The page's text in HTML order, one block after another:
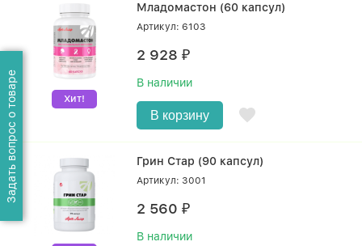
Хит!
Младомастон (60 капсул)
Артикул: 6103
2 928₽
В наличии
В корзину
Грин Стар (90 капсул)
Артикул: 3001
2 560₽
В наличии
Задать вопрос о товаре